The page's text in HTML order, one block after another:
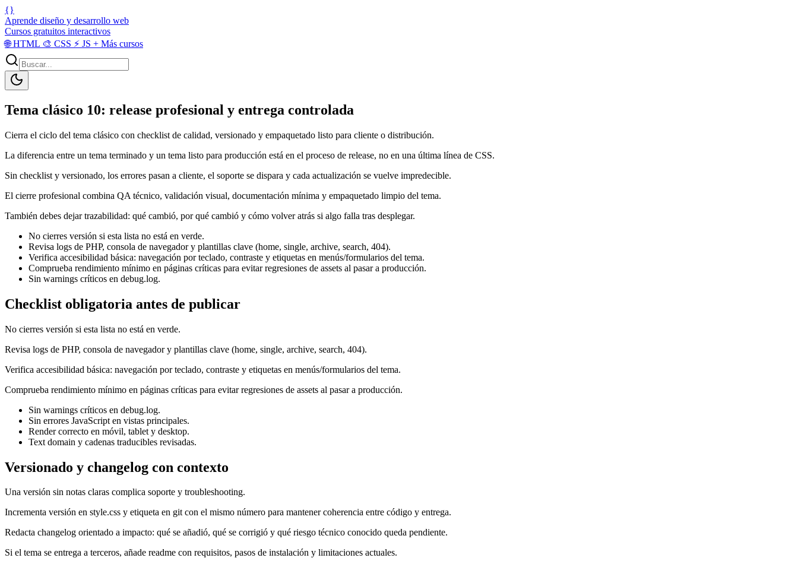
{}
Aprende diseño y desarrollo web
Cursos gratuitos interactivos
🌐HTML 🎨 CSS ⚡ JS + Más cursos
Tema clásico 10: release profesional y entrega controlada
Cierra el ciclo del tema clásico con checklist de calidad, versionado y empaquetado listo para cliente o distribución.
La diferencia entre un tema terminado y un tema listo para producción está en el proceso de release, no en una última línea de CSS.
Sin checklist y versionado, los errores pasan a cliente, el soporte se dispara y cada actualización se vuelve impredecible.
El cierre profesional combina QA técnico, validación visual, documentación mínima y empaquetado limpio del tema.
También debes dejar trazabilidad: qué cambió, por qué cambió y cómo volver atrás si algo falla tras desplegar.
No cierres versión si esta lista no está en verde.
Revisa logs de PHP, consola de navegador y plantillas clave (home, single, archive, search, 404).
Verifica accesibilidad básica: navegación por teclado, contraste y etiquetas en menús/formularios del tema.
Comprueba rendimiento mínimo en páginas críticas para evitar regresiones de assets al pasar a producción.
Sin warnings críticos en debug.log.
Checklist obligatoria antes de publicar
No cierres versión si esta lista no está en verde.
Revisa logs de PHP, consola de navegador y plantillas clave (home, single, archive, search, 404).
Verifica accesibilidad básica: navegación por teclado, contraste y etiquetas en menús/formularios del tema.
Comprueba rendimiento mínimo en páginas críticas para evitar regresiones de assets al pasar a producción.
Sin warnings críticos en debug.log.
Sin errores JavaScript en vistas principales.
Render correcto en móvil, tablet y desktop.
Text domain y cadenas traducibles revisadas.
Versionado y changelog con contexto
Una versión sin notas claras complica soporte y troubleshooting.
Incrementa versión en style.css y etiqueta en git con el mismo número para mantener coherencia entre código y entrega.
Redacta changelog orientado a impacto: qué se añadió, qué se corrigió y qué riesgo técnico conocido queda pendiente.
Si el tema se entrega a terceros, añade readme con requisitos, pasos de instalación y limitaciones actuales.